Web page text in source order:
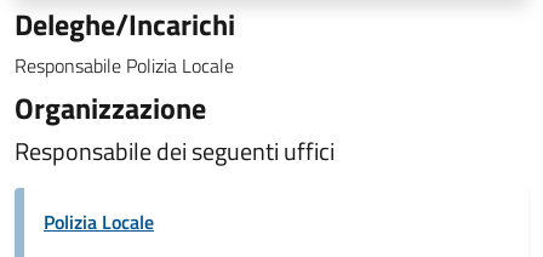
Deleghe/Incarichi
Responsabile Polizia Locale
Organizzazione
Responsabile dei seguenti uffici
Polizia Locale